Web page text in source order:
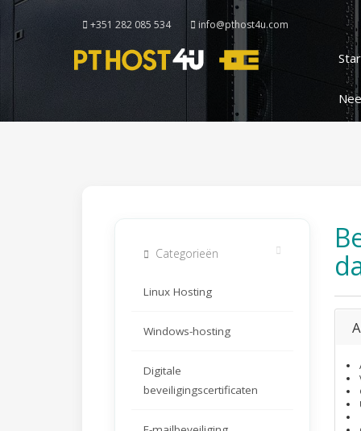
+351 282 085 534 info@pthost4u.com
Categorieën
Linux Hosting
Windows-hosting
Digitale
beveiligingscertificaten